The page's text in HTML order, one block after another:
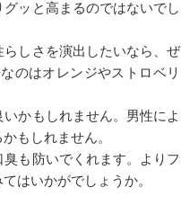
ッと高まるのではないでし
しさを演出したいなら、ぜ
のはオレンジやストロベリ
かもしれません。男性によ
もしれません。
も防いでくれます。よりフ
はいかがでしょうか。